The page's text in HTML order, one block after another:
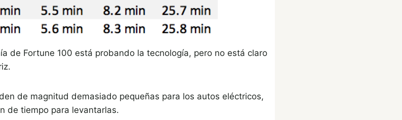
de Fortune 100 está probando la tecnología, pero no está claro
de magnitud demasiado pequeñas para los autos eléctricos,
de tiempo para levantarlas.